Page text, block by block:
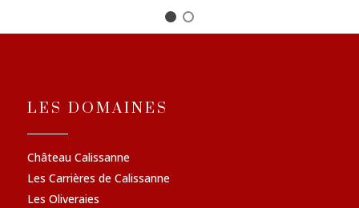
LES DOMAINES
Château Calissanne
Les Carrières de Calissanne
Les Oliveraies